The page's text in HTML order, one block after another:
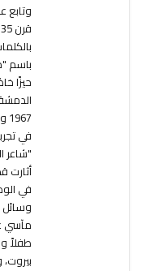
وتابع
باسم
حيزًا
في
"شاعر
أثارت
في
وسائل
مآسي
طفلاً